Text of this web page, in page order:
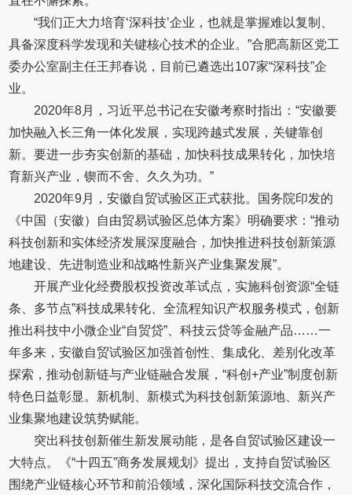
“我们正大力培育‘深科技’企业，也就是掌握难以复制、
具备深度科学发现和关键核心技术的企业。”合肥高新区党工
委办公室副主任王邦春说，目前已遴选出107家“深科技”企
业。
2020年8月，习近平总书记在安徽考察时指出：“安徽要
加快融入长三角一体化发展，实现跨越式发展，关键靠创
新。要进一步夯实创新的基础，加快科技成果转化，加快培
育新兴产业，锲而不舍、久久为功。”
2020年9月，安徽自贸试验区正式获批。国务院印发的
《中国（安徽）自由贸易试验区总体方案》明确要求：“推动
科技创新和实体经济发展深度融合，加快推进科技创新策源
地建设、先进制造业和战略性新兴产业集聚发展”。
开展产业化经费股权投资改革试点，实施科创资源“全链
条、多节点”科技成果转化、全流程知识产权服务模式，创新
推出科技中小微企业“自贸贷”、科技云贷等金融产品……一
年多来，安徽自贸试验区加强首创性、集成化、差别化改革
探索，推动创新链与产业链融合发展，“科创+产业”制度创新
特色日益彰显。新机制、新模式为科技创新策源地、新兴产
业集聚地建设筑势赋能。
突出科技创新催生新发展动能，是各自贸试验区建设一
大特点。《“十四五”商务发展规划》提出，支持自贸试验区
围绕产业链核心环节和前沿领域，深化国际科技交流合作，